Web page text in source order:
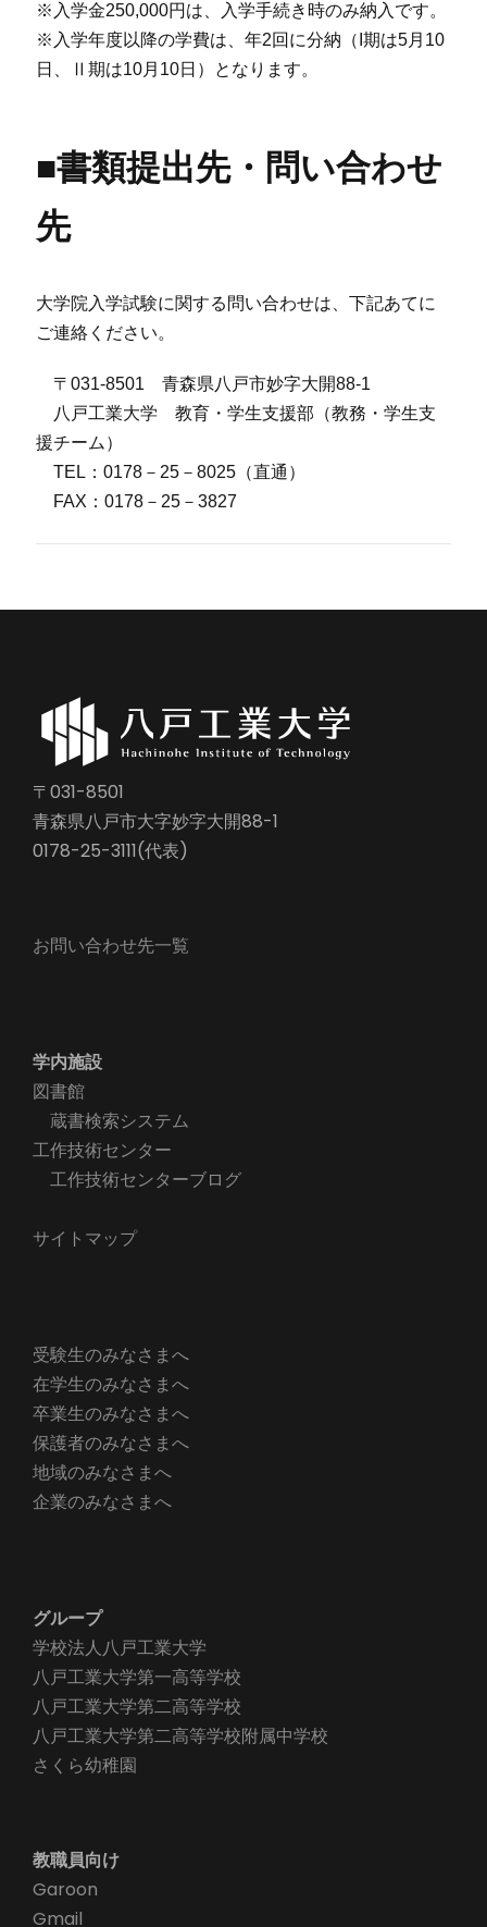
※入学金250,000円は、入学手続き時のみ納入です。
※入学年度以降の学費は、年2回に分納（I期は5月10
日、Ⅱ期は10月10日）となります。
■書類提出先・問い合わせ
先
大学院入学試験に関する問い合わせは、下記あてに
ご連絡ください。
〒031-8501 青森県八戸市妙字大開88-1
八戸工業大学 教育・学生支援部（教務・学生支
援チーム）
TEL：0178－25－8025（直通）
FAX：0178－25－3827
〒031-8501
青森県八戸市大字妙字大開88-1
0178-25-3111(代表)
お問い合わせ先一覧
学内施設
図書館
蔵書検索システム
工作技術センター
工作技術センターブログ
サイトマップ
受験生のみなさまへ
在学生のみなさまへ
卒業生のみなさまへ
保護者のみなさまへ
地域のみなさまへ
企業のみなさまへ
グループ
学校法人八戸工業大学
八戸工業大学第一高等学校
八戸工業大学第二高等学校
八戸工業大学第二高等学校附属中学校
さくら幼稚園
教職員向け
Garoon
Gmail